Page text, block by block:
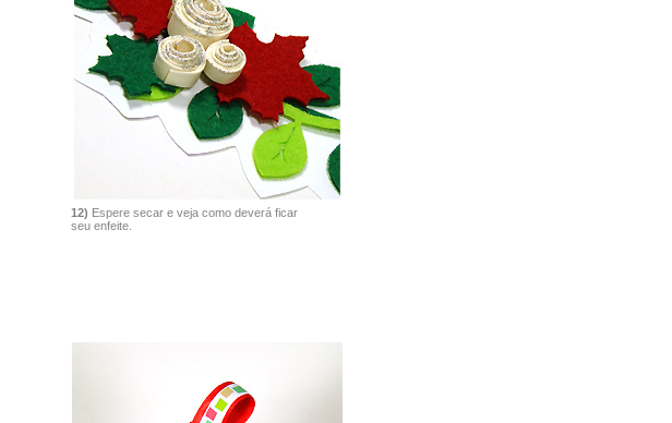
12) Espere secar e veja como deverá ficar
seu enfeite.